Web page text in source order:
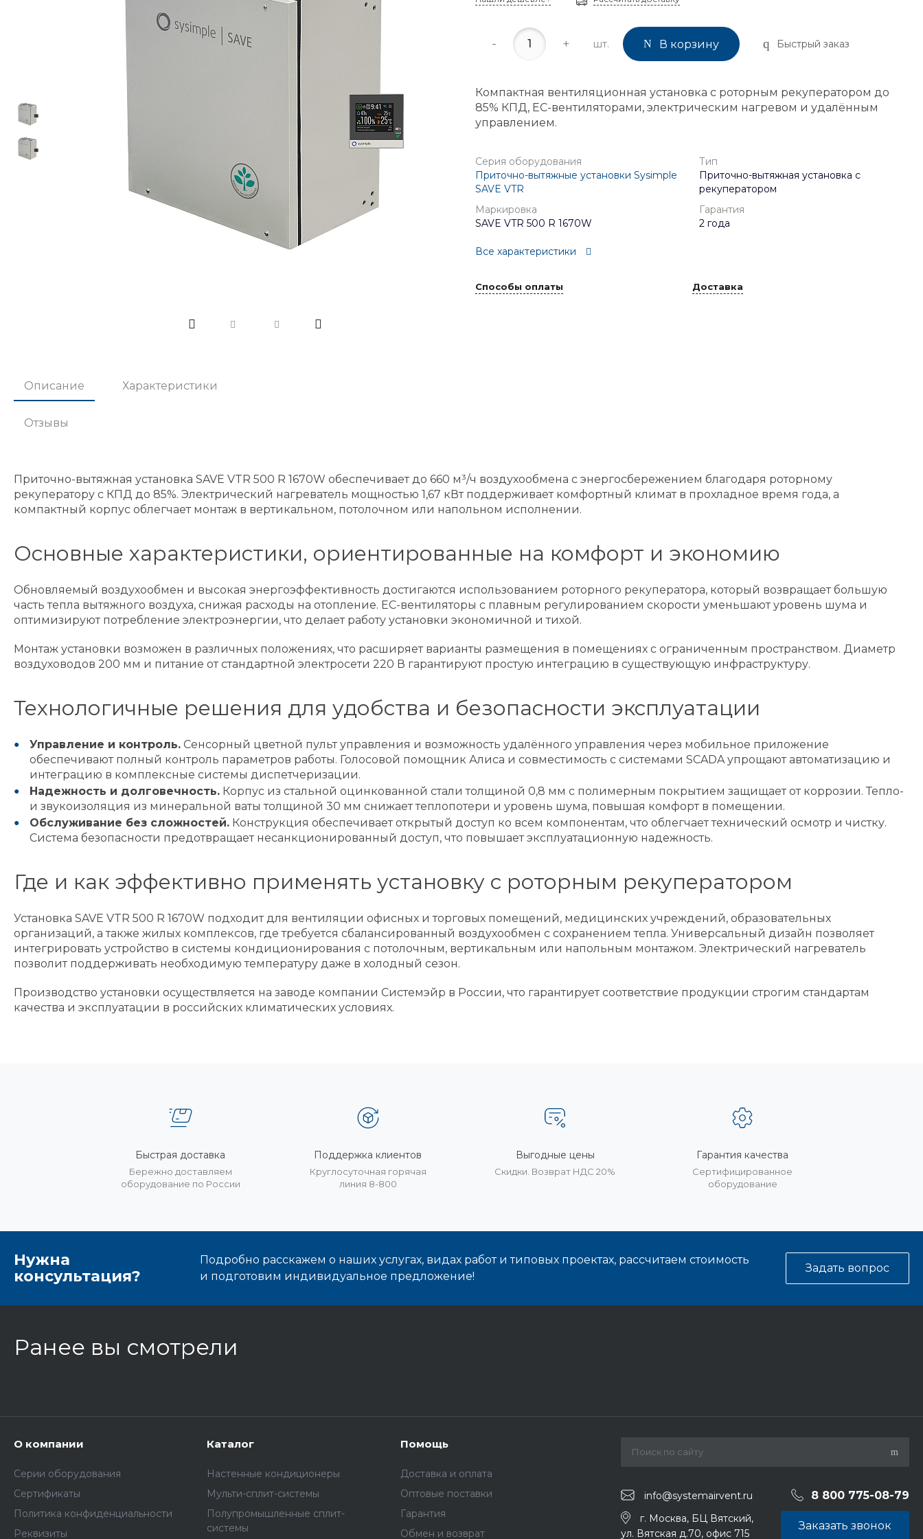
- + шт. В корзину Быстрый заказ
Компактная вентиляционная установка с роторным рекуператором до
85% КПД, EC-вентиляторами, электрическим нагревом и удалённым
управлением.
Серия оборудования
Приточно-вытяжные установки Sysimple
SAVE VTR
Тип
Приточно-вытяжная установка с
рекуператором
Маркировка
SAVE VTR 500 R 1670W
Гарантия
2 года
Все характеристики
Способы оплаты Доставка
Описание Характеристики
Отзывы
Приточно-вытяжная установка SAVE VTR 500 R 1670W обеспечивает до 660 м³/ч воздухообмена с энергосбережением благодаря роторному
рекуператору с КПД до 85%. Электрический нагреватель мощностью 1,67 кВт поддерживает комфортный климат в прохладное время года, а
компактный корпус облегчает монтаж в вертикальном, потолочном или напольном исполнении.
Основные характеристики, ориентированные на комфорт и экономию
Обновляемый воздухообмен и высокая энергоэффективность достигаются использованием роторного рекуператора, который возвращает большую
часть тепла вытяжного воздуха, снижая расходы на отопление. EC-вентиляторы с плавным регулированием скорости уменьшают уровень шума и
оптимизируют потребление электроэнергии, что делает работу установки экономичной и тихой.
Монтаж установки возможен в различных положениях, что расширяет варианты размещения в помещениях с ограниченным пространством. Диаметр
воздуховодов 200 мм и питание от стандартной электросети 220 В гарантируют простую интеграцию в существующую инфраструктуру.
Технологичные решения для удобства и безопасности эксплуатации
Управление и контроль.Сенсорный цветной пульт управления и возможность удалённого управления через мобильное приложение
обеспечивают полный контроль параметров работы. Голосовой помощник Алиса и совместимость с системами SCADA упрощают автоматизацию и
интеграцию в комплексные системы диспетчеризации.
Надежность и долговечность.Корпус из стальной оцинкованной стали толщиной 0,8 мм с полимерным покрытием защищает от коррозии. Тепло-
и звукоизоляция из минеральной ваты толщиной 30 мм снижает теплопотери и уровень шума, повышая комфорт в помещении.
Обслуживание без сложностей.Конструкция обеспечивает открытый доступ ко всем компонентам, что облегчает технический осмотр и чистку.
Система безопасности предотвращает несанкционированный доступ, что повышает эксплуатационную надежность.
Где и как эффективно применять установку с роторным рекуператором
Установка SAVE VTR 500 R 1670W подходит для вентиляции офисных и торговых помещений, медицинских учреждений, образовательных
организаций, а также жилых комплексов, где требуется сбалансированный воздухообмен с сохранением тепла. Универсальный дизайн позволяет
интегрировать устройство в системы кондиционирования с потолочным, вертикальным или напольным монтажом. Электрический нагреватель
позволит поддерживать необходимую температуру даже в холодный сезон.
Производство установки осуществляется на заводе компании Системэйр в России, что гарантирует соответствие продукции строгим стандартам
качества и эксплуатации в российских климатических условиях.
Быстрая доставка
Бережно доставляем
оборудование по России
Поддержка клиентов
Круглосуточная горячая
линия 8-800
Выгодные цены
Скидки. Возврат НДС 20%
Гарантия качества
Сертифицированное
оборудование
Нужна
консультация?
Подробно расскажем о наших услугах, видах работ и типовых проектах, рассчитаем стоимость
и подготовим индивидуальное предложение!
Задать вопрос
Ранее вы смотрели
О компании
Серии оборудования
Сертификаты
Политика конфиденциальности
Реквизиты
Каталог
Настенные кондиционеры
Мульти-сплит-системы
Полупромышленные сплит-
системы
Помощь
Доставка и оплата
Оптовые поставки
Гарантия
Обмен и возврат
info@systemairvent.ru 8 800 775-08-79
г. Москва, БЦ Вятский,
ул. Вятская д.70, офис 715
Заказать звонок